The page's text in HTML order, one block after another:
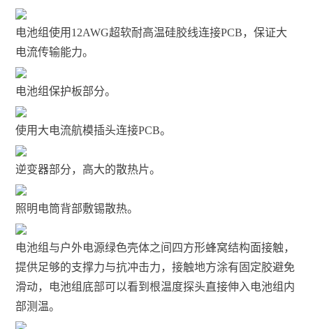
电池组使用12AWG超软耐高温硅胶线连接PCB，保证大
电流传输能力。
电池组保护板部分。
使用大电流航模插头连接PCB。
逆变器部分，高大的散热片。
照明电筒背部敷锡散热。
电池组与户外电源绿色壳体之间四方形蜂窝结构面接触，
提供足够的支撑力与抗冲击力，接触地方涂有固定胶避免
滑动，电池组底部可以看到根温度探头直接伸入电池组内
部测温。